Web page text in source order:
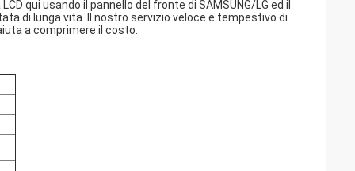
qui usando il pannello del fronte di SAMSUNG/LG ed il
di lunga vita. Il nostro servizio veloce e tempestivo di
a comprimere il costo.